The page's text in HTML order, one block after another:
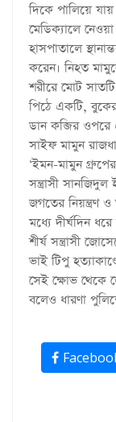
দিকে পালিয়ে
মেডিক্যালে
হাসপাতালে
করেন। নিহত
শরীরে মোট
পিঠে একটি,
ডান কব্জির
সাইফ মামুন
‘ইমন-মামুন
সন্ত্রাসী
জগতের নিয়ন্ত্রণ
মধ্যে দীর্ঘদিন
শীর্ষ সন্ত্রাসী
ভাই টিপু
সেই ক্ষোভ থেকে
বলেও ধারণা